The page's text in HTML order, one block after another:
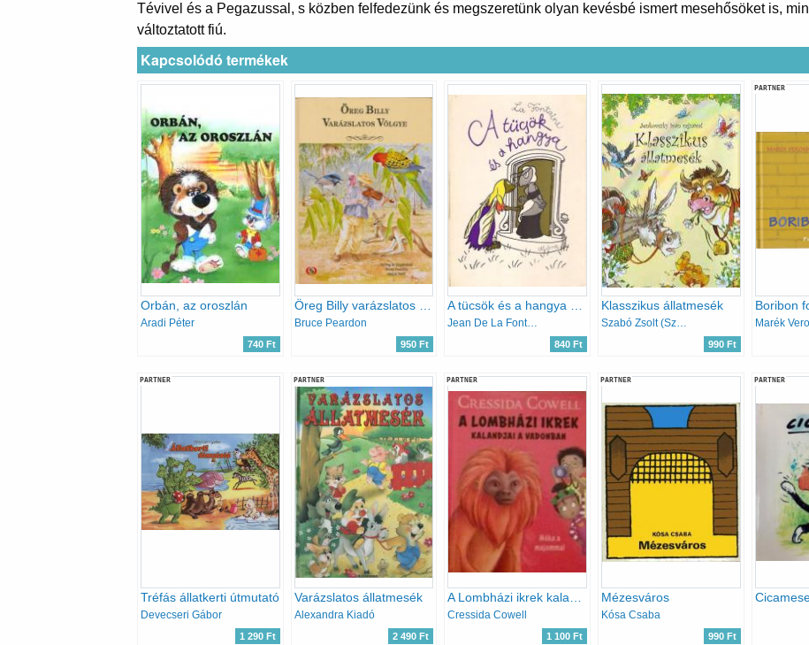
Tévivel és a Pegazussal, s közben felfedezünk és megszeretünk olyan kevésbé ismert mesehősöket is,
változtatott fiú.
Kapcsolódó termékek
Orbán, az oroszlán
Aradi Péter
740 Ft
Öreg Billy varázslatos völgye
Bruce Peardon
950 Ft
A tücsök és a hangya (Jean Effel rajzaival)
Jean De La Fontaine
840 Ft
Klasszikus állatmesék
Szabó Zsolt (Szerk.)
990 Ft
PARTNER
Boribon
Marék
PARTNER
Tréfás állatkerti útmutató
Devecseri Gábor
1 290 Ft
PARTNER
Varázslatos állatmesék
Alexandra Kiadó
2 490 Ft
PARTNER
Cressida Cowell
1 100 Ft
PARTNER
Mézesváros
Kósa Csaba
990 Ft
PARTNER